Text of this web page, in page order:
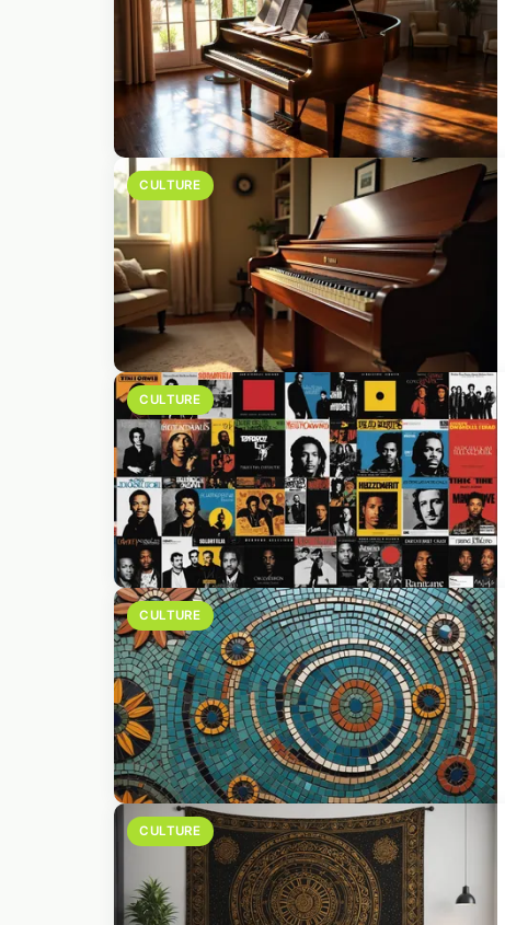
CULTURE
CULTURE
CULTURE
CULTURE